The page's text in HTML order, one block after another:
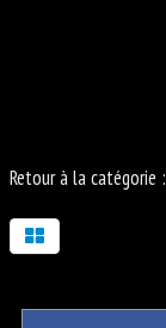
Retour à la catégorie :